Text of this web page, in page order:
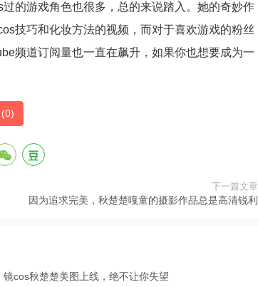
的游戏角色也很多，总的来说踏入。她的奇妙作
技巧和化妆方法的视频，而对于喜欢游戏的粉丝
频道订阅量也一直在飙升，如果你也想要成为一
(0)
下一篇文章
因为追求完美，秋楚楚嘎童的摄影作品总是高清锐利
镜cos秋楚楚美图上线，绝不让你失望